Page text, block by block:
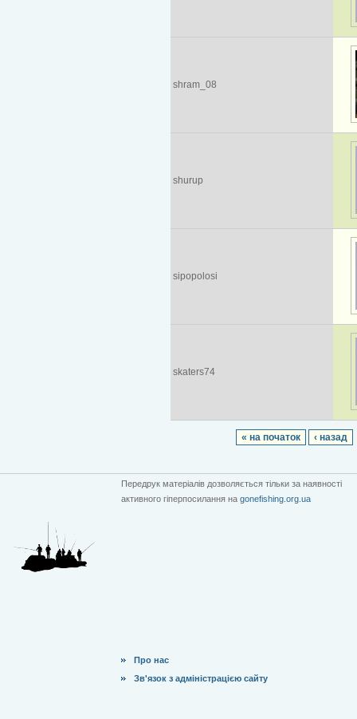
shram_08
shurup
sipopolosi
skaters74
« на початок ‹ назад
Передрук матеріалів дозволяється тільки за наявності
активного гіперпосилання на gonefishing.org.ua
Про нас
Зв'язок з адміністрацією сайту